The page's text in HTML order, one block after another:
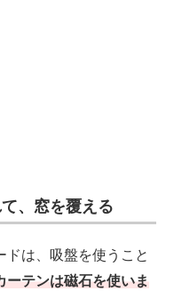
、窓を覆える
は、吸盤を使うこと
ーテンは磁石を使いま